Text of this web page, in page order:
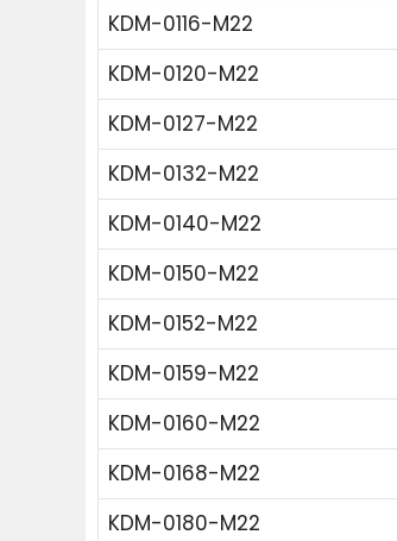
KDM-0116-M22
KDM-0120-M22
KDM-0127-M22
KDM-0132-M22
KDM-0140-M22
KDM-0150-M22
KDM-0152-M22
KDM-0159-M22
KDM-0160-M22
KDM-0168-M22
KDM-0180-M22